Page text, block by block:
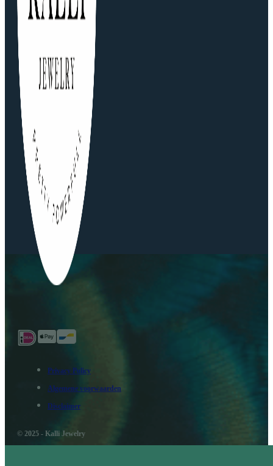
Privacy Policy
Algemene voorwaarden
Disclaimer
© 2025 - Kalli Jewelry